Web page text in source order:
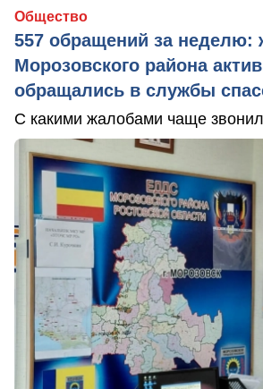
Общество
557 обращений за неделю:
Морозовского района
обращались в службы
С какими жалобами чаще